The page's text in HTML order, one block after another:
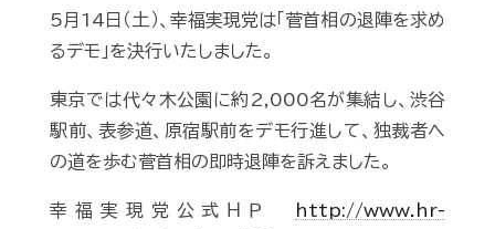
5月14日（土）、幸福実現党は「菅首相の退陣を求め
るデモ」を決行いたしました。
東京では代々木公園に約2,000名が集結し、渋谷
駅前、表参道、原宿駅前をデモ行進して、独裁者へ
の道を歩む菅首相の即時退陣を訴えました。
幸福実現党公式ＨＰ
http://www.hr-